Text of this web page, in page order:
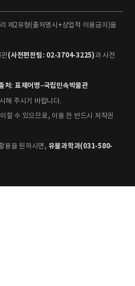
제2유형(출처명시+상업적 이용금지)을
관(사전편찬팀: 02-3704-3225)과 사전
처: 표제어명–국립민속박물관
해 주시기 바랍니다.
할 수 있으므로, 이용 전 반드시 저작권
용을 원하시면, 유물과학과(031-580-